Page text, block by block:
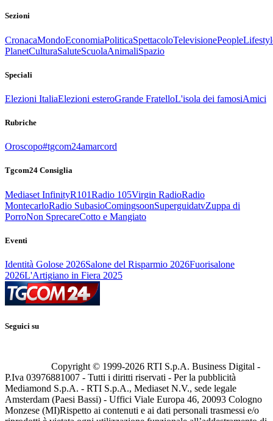
Sezioni
CronacaMondoEconomiaPoliticaSpettacoloTelevisionePeople
PlanetCulturaSaluteScuolaAnimaliSpazio
Speciali
Elezioni ItaliaElezioni esteroGrande FratelloL'isola dei famosiAmici
Rubriche
Oroscopo#tgcom24amarcord
Tgcom24 Consiglia
Mediaset InfinityR101Radio 105Virgin RadioRadio
MontecarloRadio SubasioComingsoonSuperguidatvZuppa di
PorroNon SprecareCotto e Mangiato
Eventi
Identità Golose 2026Salone del Risparmio 2026Fuorisalone
2026L'Artigiano in Fiera 2025
Seguici su
Copyright © 1999-2026 RTI S.p.A. Business Digital -
P.Iva 03976881007 - Tutti i diritti riservati - Per la pubblicità
Mediamond S.p.A. - RTI S.p.A., Mediaset N.V., sede legale
Amsterdam (Paesi Bassi) - Uffici Viale Europa 46, 20093 Cologno
Monzese (MI)Rispetto ai contenuti e ai dati personali trasmessi e/o